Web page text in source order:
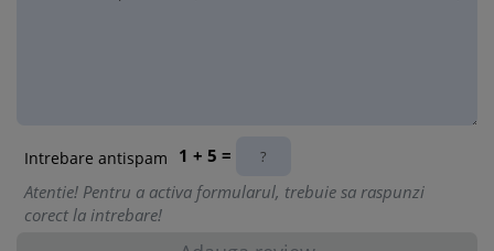
Intrebare antispam
1 + 5 =
Atentie! Pentru a activa formularul, trebuie sa raspunzi
corect la intrebare!